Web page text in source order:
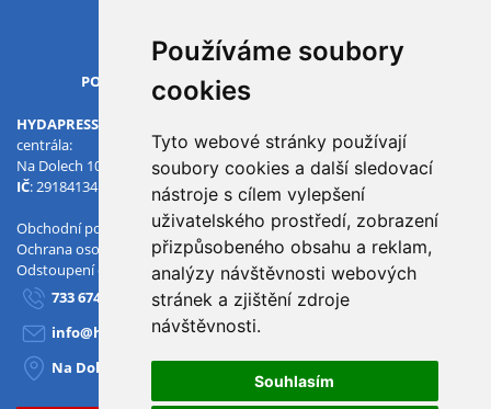
Používáme soubory
cookies
Tyto webové stránky používají
soubory cookies a další sledovací
nástroje s cílem vylepšení
uživatelského prostředí, zobrazení
přizpůsobeného obsahu a reklam,
analýzy návštěvnosti webových
stránek a zjištění zdroje
návštěvnosti.
Souhlasím
OTVÍRACÍ DOBA
PO-PÁ
HYDAPRESS CZ s.r.o.
centrála:
Na Dolech 109 586 01 Jihlava
IČ: 29184134 : CZ29184134
Obchodní podmínky
Ochrana osobních údajů
Odstoupení od smlouvy
733 674 293
info@hydapress.cz
Na Dolech 109, Jihlava